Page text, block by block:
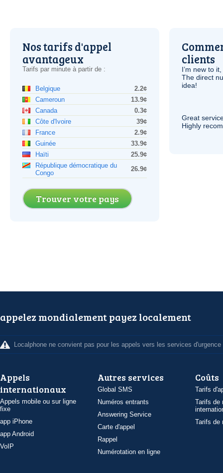
Nos tarifs d'appel
avantageux
Tarifs par minute à partir de :
Belgique
2.2¢
Cameroun
13.9¢
Canada
0.3¢
Côte d'Ivoire
39¢
France
2.9¢
Guinée
33.9¢
Haïti
25.9¢
République démocratique du
Congo
26.9¢
Trouver votre pays
clients
I’m new to
The direct
idea!
Great
Highly
appelez mondialement payez localement
Localphone ne convient pas pour les appels vers les services d'urgence
Appels
internationaux
Appels mobile ou sur ligne
fixe
app iPhone
app Android
VoIP
Autres services
Global SMS
Numéros entrants
Answering Service
Carte d'appel
Rappel
Numérotation en ligne
Coûts
Tarifs
Tarifs de
Tarifs de